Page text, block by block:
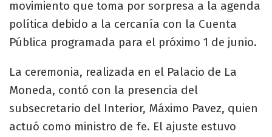
movimiento que toma por sorpresa a la agenda
política debido a la cercanía con la Cuenta
Pública programada para el próximo 1 de junio.
​La ceremonia, realizada en el Palacio de La
Moneda, contó con la presencia del
subsecretario del Interior, Máximo Pavez, quien
actuó como ministro de fe. El ajuste estuvo